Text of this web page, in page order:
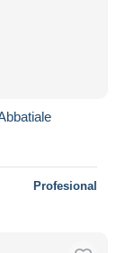
Profesional